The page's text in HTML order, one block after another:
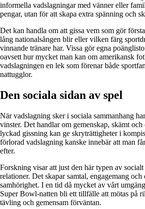
informella vadslagningar med vänner eller
pengar, utan för att skapa extra spänning och
Det kan handla om att gissa vem som gör
lång nationalsången blir eller vilken färg
vinnande tränare har. Vissa gör egna
oavsett hur mycket man kan om amerikansk
vadslagningen en lek som förenar både
nattugglor.
Den sociala sidan av spel
När vadslagning sker i sociala sammanhang
vinster. Det handlar om gemenskap, skämt och
lyckad gissning kan ge skryträttigheter i
förlorad vadslagning kanske innebär att man
efter.
Forskning visar att just den här typen av socialt
relationer. Det skapar samtal, engagemang och
samhörighet. I en tid då mycket av vårt
Super Bowl-natten bli ett tillfälle att mötas på
tävling och gemensam förväntan.